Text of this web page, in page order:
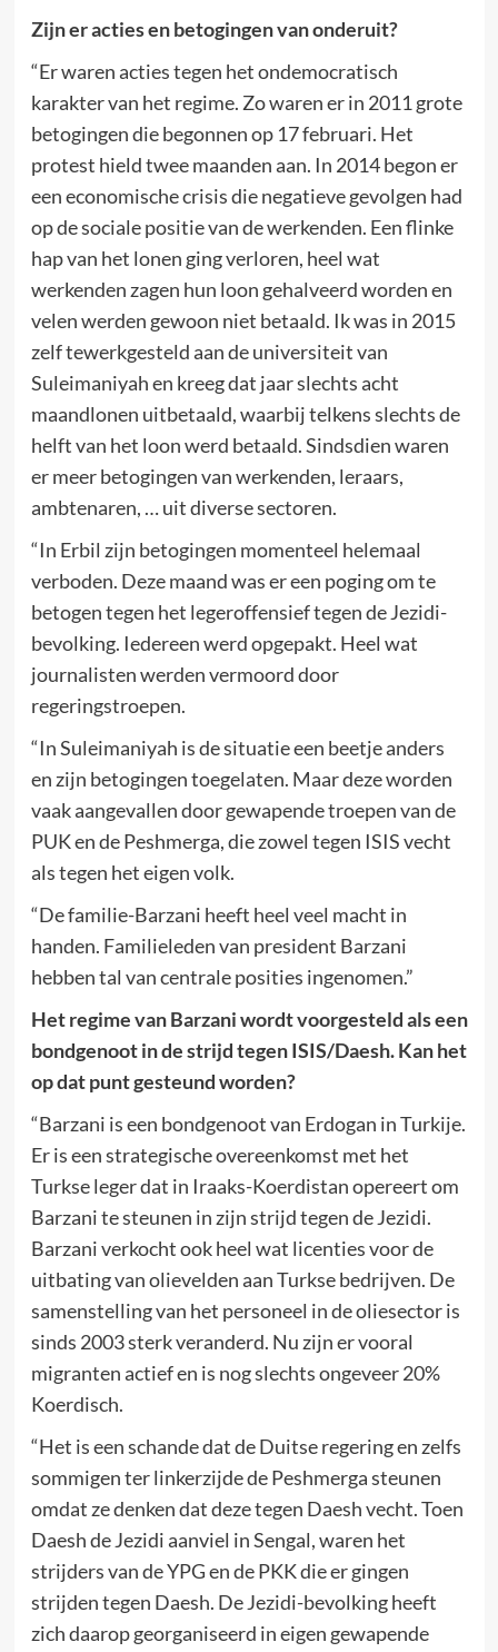
Zijn er acties en betogingen van onderuit?
“Er waren acties tegen het ondemocratisch
karakter van het regime. Zo waren er in 2011 grote
betogingen die begonnen op 17 februari. Het
protest hield twee maanden aan. In 2014 begon er
een economische crisis die negatieve gevolgen had
op de sociale positie van de werkenden. Een flinke
hap van het lonen ging verloren, heel wat
werkenden zagen hun loon gehalveerd worden en
velen werden gewoon niet betaald. Ik was in 2015
zelf tewerkgesteld aan de universiteit van
Suleimaniyah en kreeg dat jaar slechts acht
maandlonen uitbetaald, waarbij telkens slechts de
helft van het loon werd betaald. Sindsdien waren
er meer betogingen van werkenden, leraars,
ambtenaren, … uit diverse sectoren.
“In Erbil zijn betogingen momenteel helemaal
verboden. Deze maand was er een poging om te
betogen tegen het legeroffensief tegen de Jezidi-
bevolking. Iedereen werd opgepakt. Heel wat
journalisten werden vermoord door
regeringstroepen.
“In Suleimaniyah is de situatie een beetje anders
en zijn betogingen toegelaten. Maar deze worden
vaak aangevallen door gewapende troepen van de
PUK en de Peshmerga, die zowel tegen ISIS vecht
als tegen het eigen volk.
“De familie-Barzani heeft heel veel macht in
handen. Familieleden van president Barzani
hebben tal van centrale posities ingenomen.”
Het regime van Barzani wordt voorgesteld als een
bondgenoot in de strijd tegen ISIS/Daesh. Kan het
op dat punt gesteund worden?
“Barzani is een bondgenoot van Erdogan in Turkije.
Er is een strategische overeenkomst met het
Turkse leger dat in Iraaks-Koerdistan opereert om
Barzani te steunen in zijn strijd tegen de Jezidi.
Barzani verkocht ook heel wat licenties voor de
uitbating van olievelden aan Turkse bedrijven. De
samenstelling van het personeel in de oliesector is
sinds 2003 sterk veranderd. Nu zijn er vooral
migranten actief en is nog slechts ongeveer 20%
Koerdisch.
“Het is een schande dat de Duitse regering en zelfs
sommigen ter linkerzijde de Peshmerga steunen
omdat ze denken dat deze tegen Daesh vecht. Toen
Daesh de Jezidi aanviel in Sengal, waren het
strijders van de YPG en de PKK die er gingen
strijden tegen Daesh. De Jezidi-bevolking heeft
zich daarop georganiseerd in eigen gewapende